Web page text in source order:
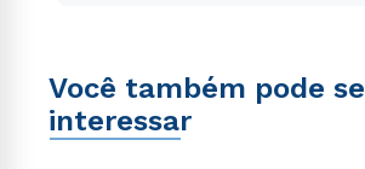
Você também pode se
interessar